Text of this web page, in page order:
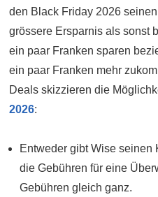
den Black Friday 2026
grössere Ersparnis als sonst
ein paar Franken sparen
ein paar Franken mehr
Deals skizzieren die
2026:
Entweder gibt Wise
die Gebühren für eine
Gebühren gleich ganz.